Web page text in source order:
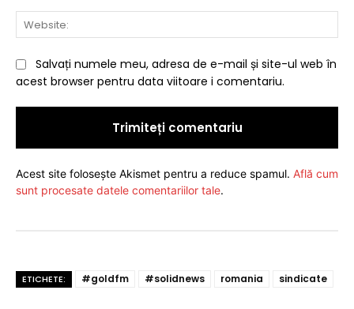
Salvați numele meu, adresa de e-mail și site-ul web în
acest browser pentru data viitoare i comentariu.
Acest site folosește Akismet pentru a reduce spamul. Află cum
sunt procesate datele comentariilor tale.
ETICHETE: #goldfm #solidnews romania sindicate